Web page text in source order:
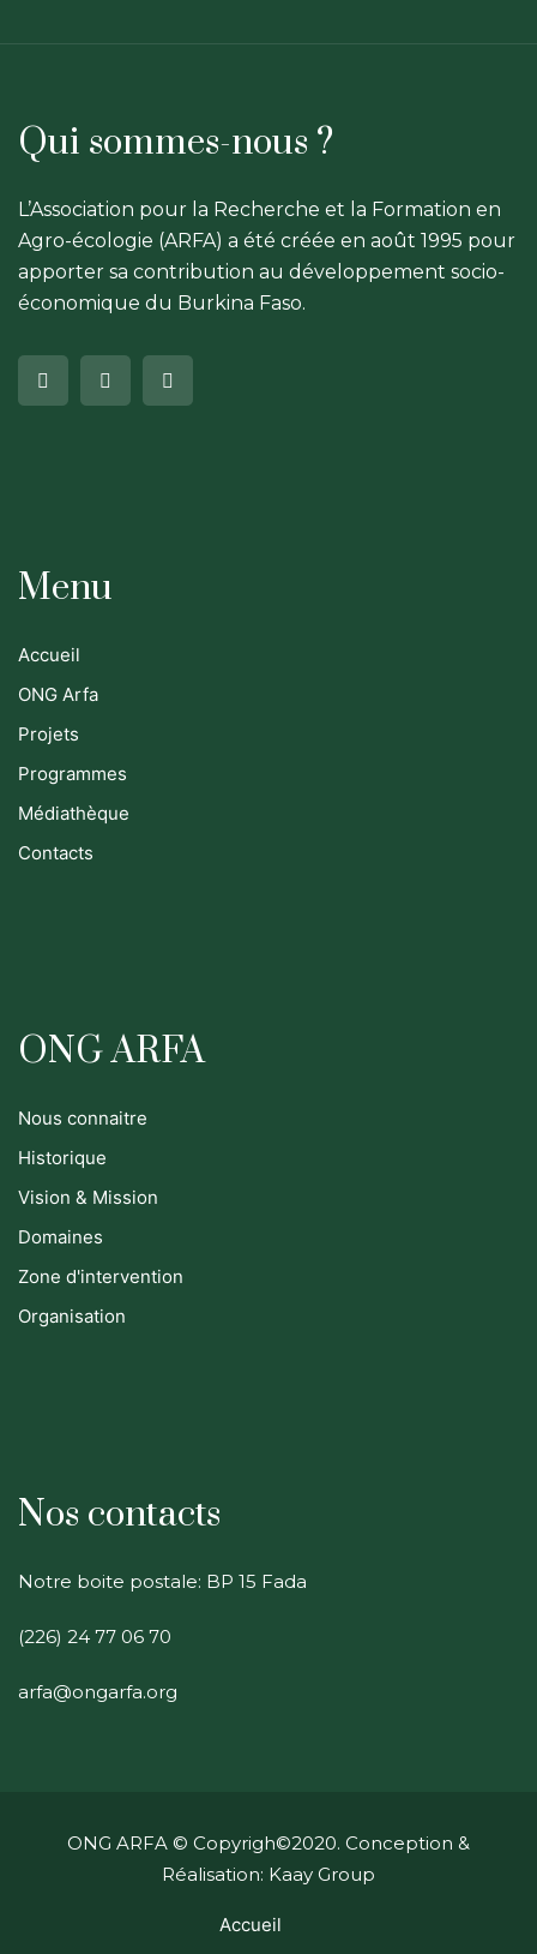
Qui sommes-nous ?
L’Association pour la Recherche et la Formation en
Agro-écologie (ARFA) a été créée en août 1995 pour
apporter sa contribution au développement socio-
économique du Burkina Faso.
Menu
Accueil
ONG Arfa
Projets
Programmes
Médiathèque
Contacts
ONG ARFA
Nous connaitre
Historique
Vision & Mission
Domaines
Zone d'intervention
Organisation
Nos contacts
Notre boite postale: BP 15 Fada
(226) 24 77 06 70
arfa@ongarfa.org
ONG ARFA © Copyrigh©2020. Conception &
Réalisation: Kaay Group
Accueil